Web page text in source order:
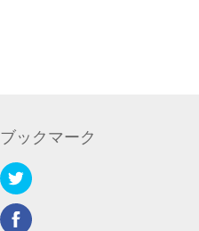
ブックマーク